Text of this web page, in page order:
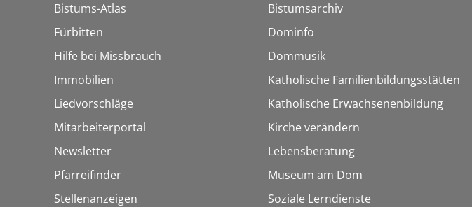
Bistums-Atlas
Fürbitten
Hilfe bei Missbrauch
Immobilien
Liedvorschläge
Mitarbeiterportal
Newsletter
Pfarreifinder
Stellenanzeigen
Bistumsarchiv
Dominfo
Dommusik
Katholische Familienbildungsstätten
Katholische Erwachsenenbildung
Kirche verändern
Lebensberatung
Museum am Dom
Soziale Lerndienste